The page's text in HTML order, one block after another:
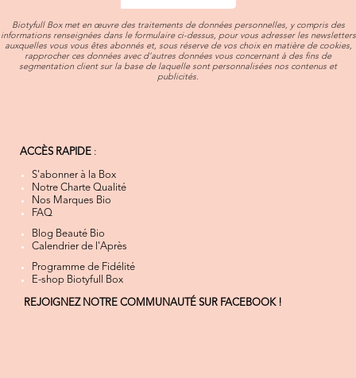
Biotyfull Box met en œuvre des traitements de données personnelles, y compris des
informations renseignées dans le formulaire ci-dessus, pour vous adresser les newsletters
auxquelles vous vous êtes abonnés et, sous réserve de vos choix en matière de cookies,
rapprocher ces données avec d’autres données vous concernant à des fins de
segmentation client sur la base de laquelle sont personnalisées nos contenus et
publicités.
ACCÈS RAPIDE :
S'abonner à la Box
Notre Charte Qualité
Nos Marques Bio
FAQ
Blog Beauté Bio
Calendrier de l'Après
Programme de Fidélité
E-shop Biotyfull Box
REJOIGNEZ NOTRE COMMUNAUTÉ SUR FACEBOOK !